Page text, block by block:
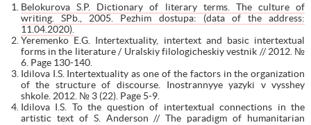
Belokurova S.P. Dictionary of literary terms. The culture of
writing. SPb., 2005. Pezhim dostupa: (data of the address:
11.04.2020).
Yeremenko E.G. Intertextuality, intertext and basic intertextual
forms in the literature / Uralskiy filologicheskiy vestnik // 2012. №
6. Page 130-140.
Idilova I.S. Intertextuality as one of the factors in the organization
of the structure of discourse. Inostrannyye yazyki v vysshey
shkole. 2012. № 3 (22). Page 5-9.
Idilova I.S. To the question of intertextual connections in the
artistic text of S. Anderson // The paradigm of humanitarian